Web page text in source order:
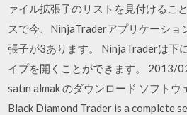
ァイル拡張子のリストを見付けるこ
スで今、NinjaTraderアプリケーショ
張子が3あります。 NinjaTraderは下
イプを開くことができます。 2013/
satın almak のダウンロード ソフト
Black Diamond Trader is a complete